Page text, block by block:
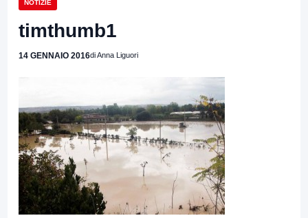
NOTIZIE
timthumb1
14 GENNAIO 2016di Anna Liguori